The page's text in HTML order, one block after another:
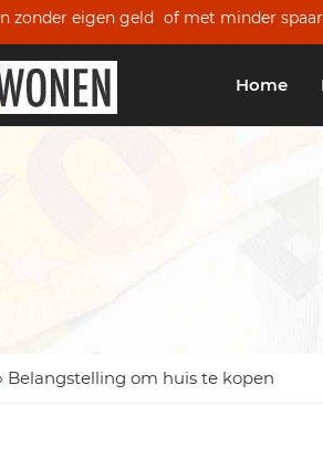
zonder eigen geld of met minder
Home
Belangstelling om huis te kopen